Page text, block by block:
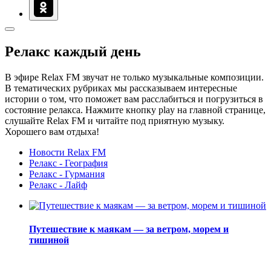
Релакс каждый день
В эфире Relax FM звучат не только музыкальные композиции.
В тематических рубриках мы рассказываем интересные
истории о том, что поможет вам расслабиться и погрузиться в
состояние релакса. Нажмите кнопку play на главной странице,
слушайте Relax FM и читайте под приятную музыку.
Хорошего вам отдыха!
Новости Relax FM
Релакс - География
Релакс - Гурмания
Релакс - Лайф
Путешествие к маякам — за ветром, морем и
тишиной